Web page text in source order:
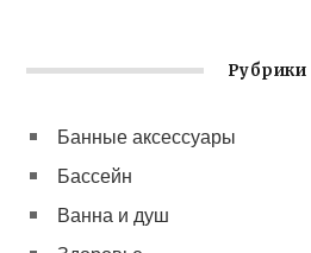
Рубрики
Банные аксессуары
Бассейн
Ванна и душ